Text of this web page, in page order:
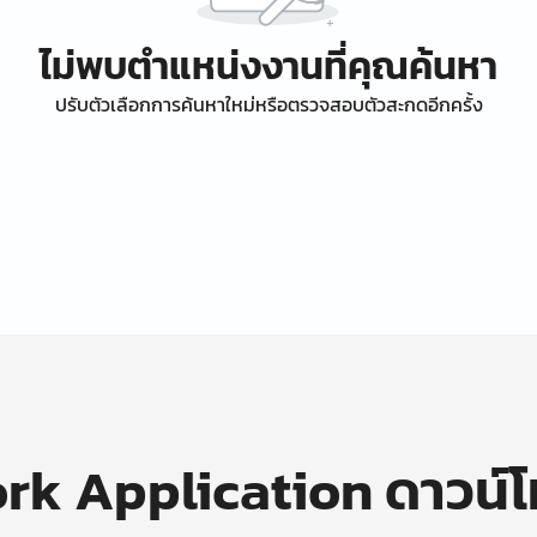
ไม่พบตำแหน่งงานที่คุณค้นหา
ปรับตัวเลือกการค้นหาใหม่หรือตรวจสอบตัวสะกดอีกครั้ง
Application ดาวน์